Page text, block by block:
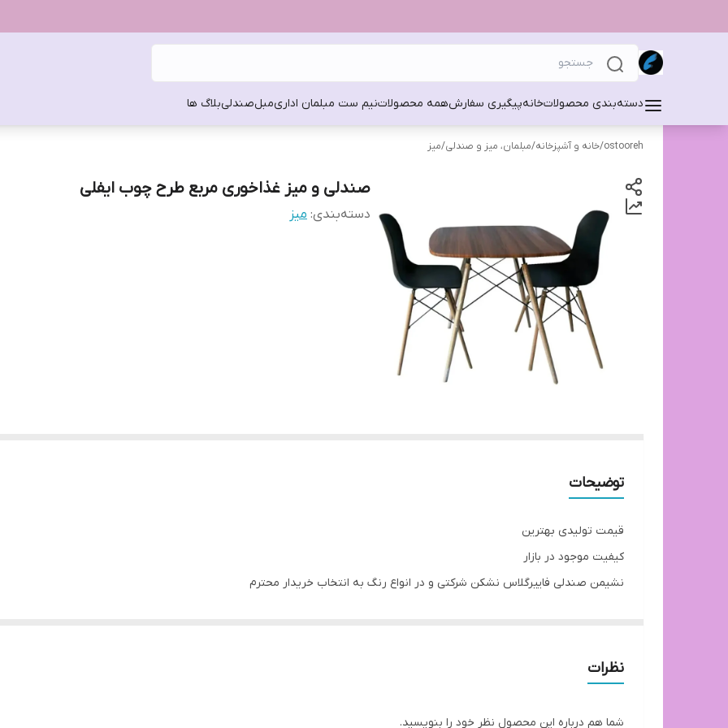
دسته‌بندی محصولاتخانهپیگیری سفارشهمه محصولاتنیم ست مبلمان اداریمبلصندلیبلاگ ها
ostooreh
/خانه و آشپزخانه/مبلمان، میز و صندلی/میز
صندلی و میز غذاخوری مربع طرح چوب ایفلی
دسته‌بندی: میز
توضیحات
قیمت تولیدی بهترین
کیفیت موجود در بازار
نشیمن صندلی فاییرگلاس نشکن شرکتی و در انواع رنگ به انتخاب خریدار محترم
امکان بازدید و خرید حضوری در تهران
آماده همکاری با رستوران ها، کافی شاپ ها و کلیه مراکز فرهنگی، تفریحی و اداری
نظرات
شما هم درباره این محصول نظر خود را بنویسید.